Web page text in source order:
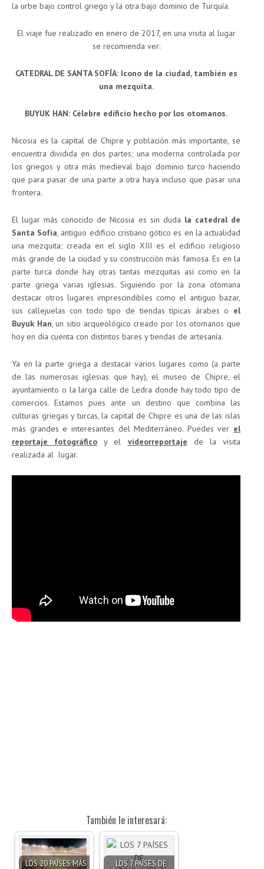
la urbe bajo control griego y la otra bajo dominio de Turquía.
El viaje fue realizado en enero de 2017, en una visita al lugar
se recomienda ver:
CATEDRAL DE SANTA SOFÍA: Icono de la ciudad, también es
una mezquita.
BUYUK HAN: Célebre edificio hecho por los otomanos.
Nicosia es la capital de Chipre y población más importante, se
encuentra dividida en dos partes; una moderna controlada por
los griegos y otra más medieval bajo dominio turco haciendo
que para pasar de una parte a otra haya incluso que pasar una
frontera.
El lugar más conocido de Nicosia es sin duda la catedral de
Santa Sofía, antiguo edificio cristiano gótico es en la actualidad
una mezquita; creada en el siglo XIII es el edificio religioso
más grande de la ciudad y su construcción más famosa. Es en la
parte turca donde hay otras tantas mezquitas así como en la
parte griega varias iglesias. Siguiendo por la zona otomana
destacar otros lugares imprescindibles como el antiguo bazar,
sus callejuelas con todo tipo de tiendas típicas árabes o el
Buyuk Han, un sitio arqueológico creado por los otomanos que
hoy en día cuenta con distintos bares y tiendas de artesanía.
Ya en la parte griega a destacar varios lugares como (a parte
de las numerosas iglesias que hay), el museo de Chipre, el
ayuntamiento o la larga calle de Ledra donde hay todo tipo de
comercios. Estamos pues ante un destino que combina las
culturas griegas y turcas, la capital de Chipre es una de las islas
más grandes e interesantes del Mediterráneo. Puedes ver el
reportaje fotográfico y el videorreportaje de la visita
realizada al lugar.
También le interesará:
LOS 20 PAÍSES MÁS
LOS 7 PAÍSES DE